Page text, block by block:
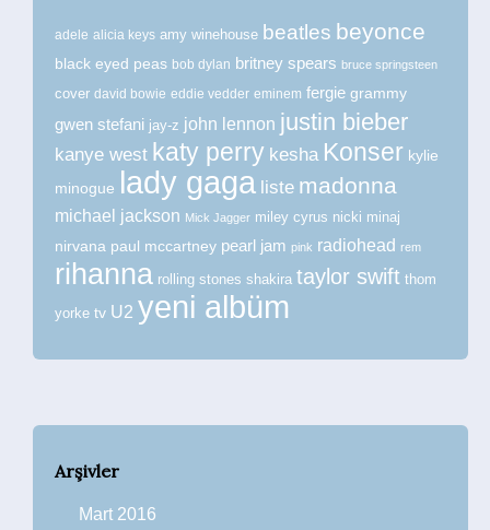
adele alicia keys amy winehouse beatles beyonce
black eyed peas bob dylan britney spears bruce springsteen
cover david bowie eddie vedder eminem fergie grammy
gwen stefani jay-z john lennon justin bieber
kanye west katy perry kesha Konser kylie
minogue lady gaga liste madonna
michael jackson Mick Jagger miley cyrus nicki minaj
nirvana paul mccartney pearl jam pink radiohead rem
rihanna rolling stones shakira taylor swift thom
yorke tv U2 yeni albüm
Arşivler
Mart 2016